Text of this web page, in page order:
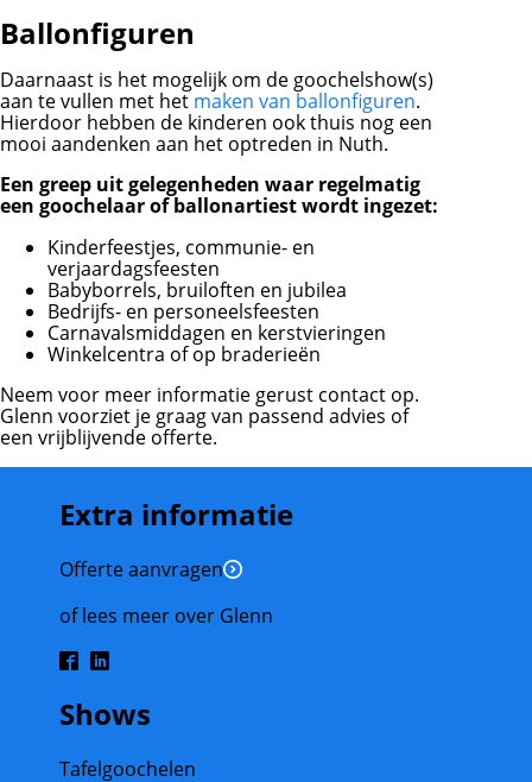
Ballonfiguren
Daarnaast is het mogelijk om de goochelshow(s)
aan te vullen met het maken van ballonfiguren.
Hierdoor hebben de kinderen ook thuis nog een
mooi aandenken aan het optreden in Nuth.
Een greep uit gelegenheden waar regelmatig
een goochelaar of ballonartiest wordt ingezet:
Kinderfeestjes, communie- en
verjaardagsfeesten
Babyborrels, bruiloften en jubilea
Bedrijfs- en personeelsfeesten
Carnavalsmiddagen en kerstvieringen
Winkelcentra of op braderieën
Neem voor meer informatie gerust contact op.
Glenn voorziet je graag van passend advies of
een vrijblijvende offerte.
Shows
Tafelgoochelen
Extra informatie
Offerte aanvragen
of lees meer over Glenn